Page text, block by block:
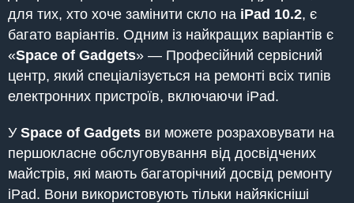
для тих, хто хоче замінити скло на iPad 10.2, є
багато варіантів. Одним із найкращих варіантів є
«Space of Gadgets» — Професійний сервісний
центр, який спеціалізується на ремонті всіх типів
електронних пристроїв, включаючи iPad.
У Space of Gadgets ви можете розраховувати на
першокласне обслуговування від досвідчених
майстрів, які мають багаторічний досвід ремонту
iPad. Вони використовують тільки найякісніші